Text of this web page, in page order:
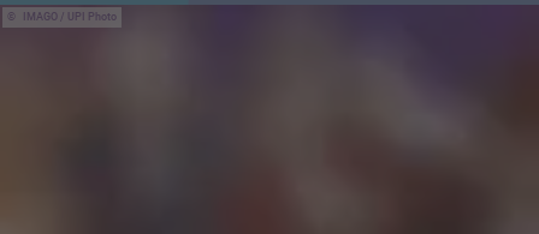
IMAGO / UPI Photo